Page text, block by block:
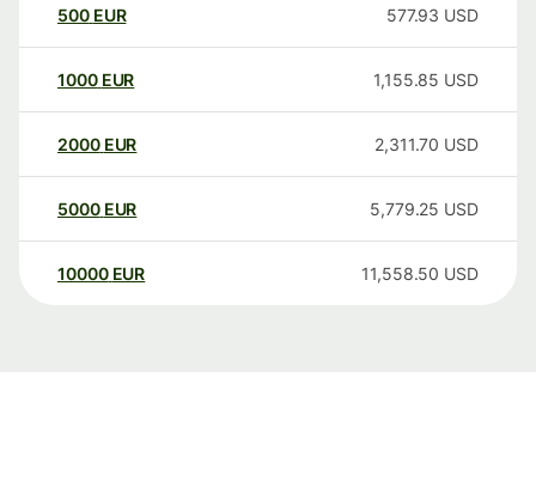
500 EUR 577.93 USD
1000 EUR 1,155.85 USD
2000 EUR 2,311.70 USD
5000 EUR 5,779.25 USD
10000 EUR 11,558.50 USD